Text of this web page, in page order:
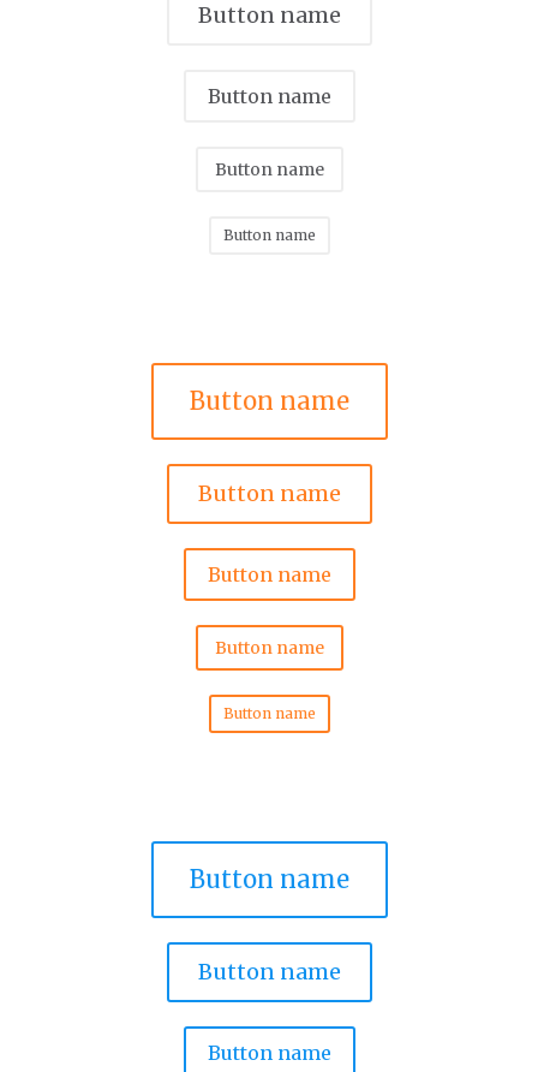
Button name
Button name
Button name
Button name
Button name
Button name
Button name
Button name
Button name
Button name
Button name
Button name